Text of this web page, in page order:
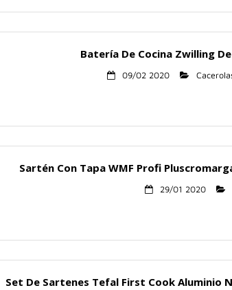
Batería De Cocina Zwilling
09/02 2020
Sartén Con Tapa WMF Profi
29/01 2020
Set De Sartenes Tefal First Cook